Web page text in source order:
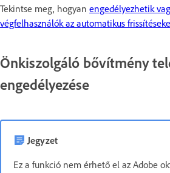
Tekintse meg, hogyan engedélyezhetik
végfelhasználók az automatikus
Önkiszolgáló bővítmény
engedélyezése
Jegyzet
Ez a funkció nem érhető el az Adobe